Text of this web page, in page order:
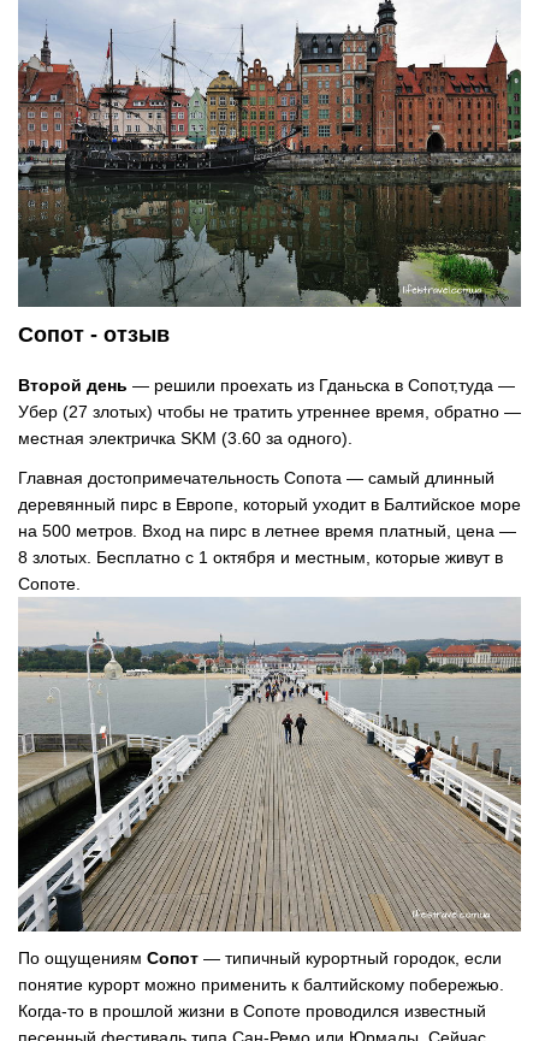
Сопот - отзыв
Второй день — решили проехать из Гданьска в Сопот,туда —
Убер (27 злотых) чтобы не тратить утреннее время, обратно —
местная электричка SKM (3.60 за одного).
Главная достопримечательность Сопота — самый длинный
деревянный пирс в Европе, который уходит в Балтийское море
на 500 метров. Вход на пирс в летнее время платный, цена —
8 злотых. Бесплатно с 1 октября и местным, которые живут в
Сопоте.
По ощущениям Сопот — типичный курортный городок, если
понятие курорт можно применить к балтийскому побережью.
Когда-то в прошлой жизни в Сопоте проводился известный